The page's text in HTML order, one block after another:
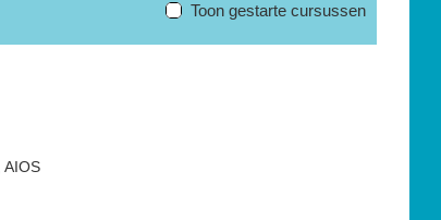
Toon gestarte cursussen
AIOS